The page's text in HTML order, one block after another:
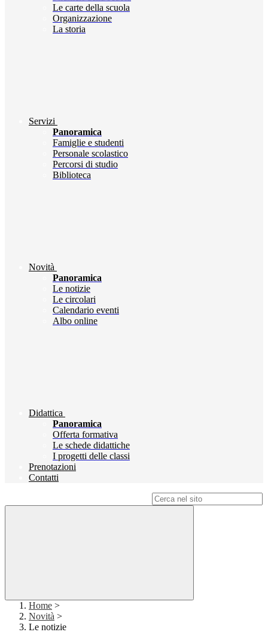
Le carte della scuola
Organizzazione
La storia
Servizi
Panoramica
Famiglie e studenti
Personale scolastico
Percorsi di studio
Biblioteca
Novità
Panoramica
Le notizie
Le circolari
Calendario eventi
Albo online
Didattica
Panoramica
Offerta formativa
Le schede didattiche
I progetti delle classi
Prenotazioni
Contatti
Home >
Novità >
Le notizie